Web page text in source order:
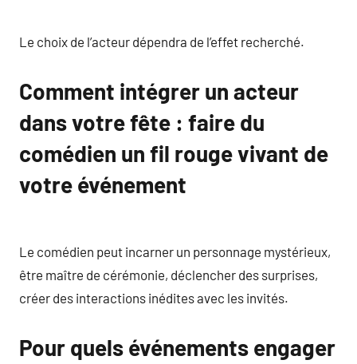
Le choix de l’acteur dépendra de l’effet recherché.
Comment intégrer un acteur
dans votre fête : faire du
comédien un fil rouge vivant de
votre événement
Le comédien peut incarner un personnage mystérieux,
être maître de cérémonie, déclencher des surprises,
créer des interactions inédites avec les invités.
Pour quels événements engager